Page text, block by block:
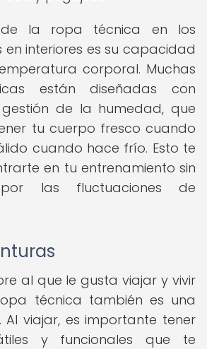
la ropa técnica en los
en interiores es su capacidad
corporal. Muchas
están diseñadas con
de la humedad, que
tu cuerpo fresco cuando
cuando hace frío. Esto te
en tu entrenamiento sin
las fluctuaciones de
al que le gusta viajar y vivir
técnica también es una
Al viajar, es importante tener
y funcionales que te